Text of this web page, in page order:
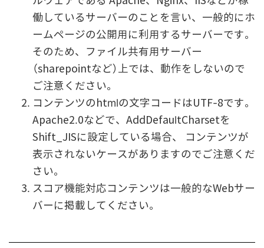
働しているサーバーのことを言い、一般的にホ
ームページの公開用に利用するサーバーです。
そのため、ファイル共有用サーバー
（sharepointなど）上では、動作をしないので
ご注意ください。
コンテンツのhtmlの文字コードはUTF-8です。
Apache2.0などで、AddDefaultCharsetを
Shift_JISに設定している場合、 コンテンツが
表示されないケースがありますのでご注意くだ
さい。
スコア機能対応コンテンツは一般的なWebサー
バーに掲載してください。